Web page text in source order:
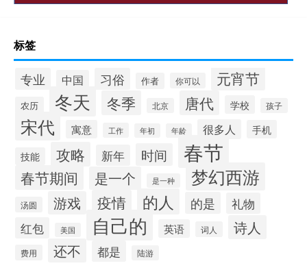
标签
专业 中国 习俗 作者 你可以 元宵节
农历 冬天 冬季 北京 唐代 学校 孩子
宋代 寓意 工作 年初 年龄 很多人 手机
技能 攻略 新年 时间 春节
春节期间 是一个 是一种 梦幻西游
汤圆 游戏 疫情 的人 的是
礼物
红包
美国 自己的 英语 词人 诗人
费用 还不 都是 陆游